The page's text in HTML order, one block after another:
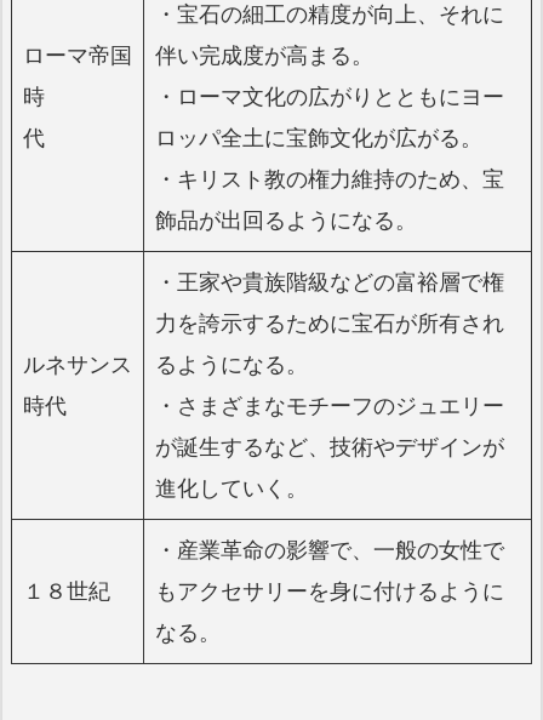
ローマ帝国
時
代
・宝石の細工の精度が向上、それに
伴い完成度が高まる。
・ローマ文化の広がりとともにヨー
ロッパ全土に宝飾文化が広がる。
・キリスト教の権力維持のため、宝
飾品が出回るようになる。
ルネサンス
時代
・王家や貴族階級などの富裕層で権
力を誇示するために宝石が所有され
るようになる。
・さまざまなモチーフのジュエリー
が誕生するなど、技術やデザインが
進化していく。
１８世紀
・産業革命の影響で、一般の女性で
もアクセサリーを身に付けるように
なる。